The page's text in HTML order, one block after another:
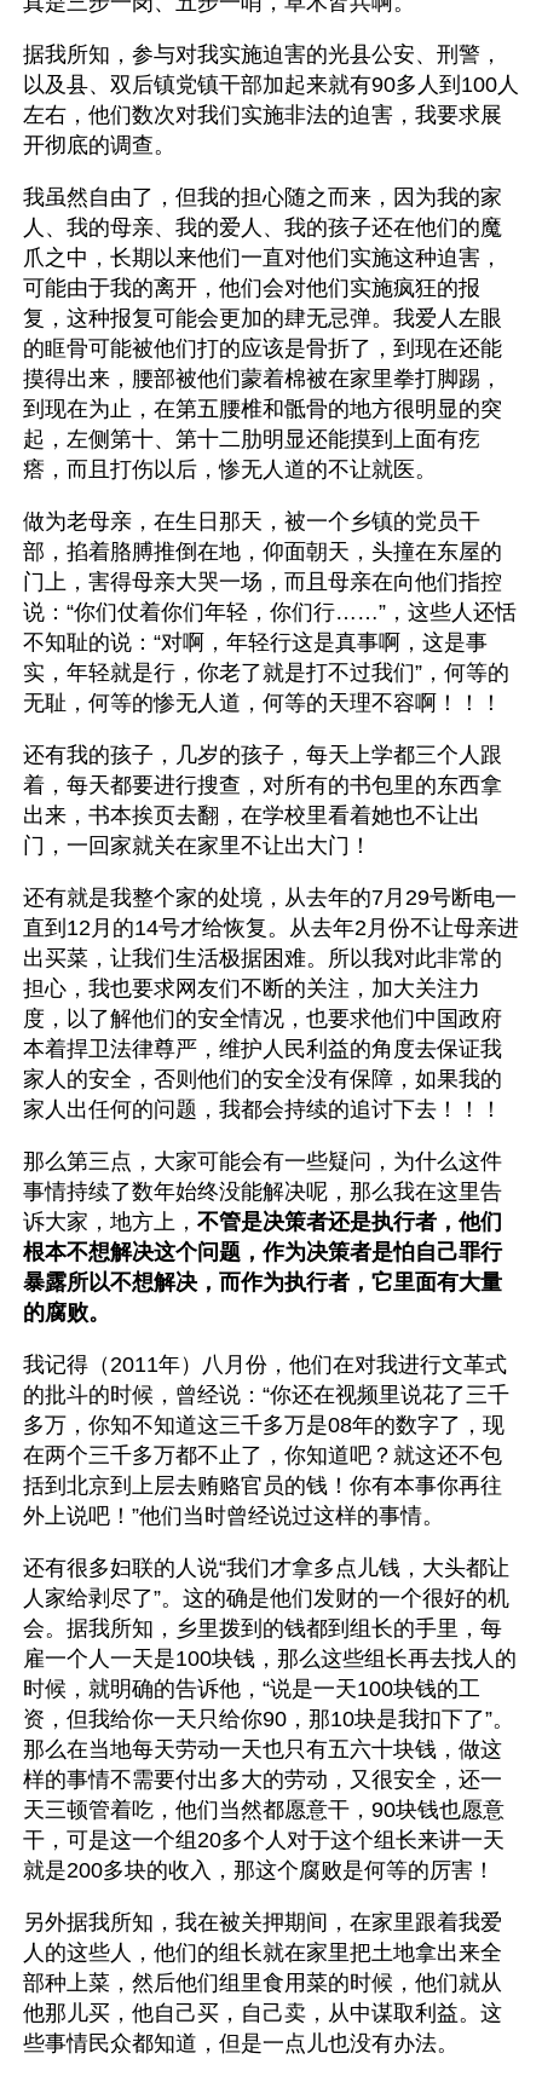
据我所知，参与对我实施迫害的光县公安、刑警，
以及县、双后镇党镇干部加起来就有90多人到100人
左右，他们数次对我们实施非法的迫害，我要求展
开彻底的调查。
我虽然自由了，但我的担心随之而来，因为我的家
人、我的母亲、我的爱人、我的孩子还在他们的魔
爪之中，长期以来他们一直对他们实施这种迫害，
可能由于我的离开，他们会对他们实施疯狂的报
复，这种报复可能会更加的肆无忌弹。我爱人左眼
的眶骨可能被他们打的应该是骨折了，到现在还能
摸得出来，腰部被他们蒙着棉被在家里拳打脚踢，
到现在为止，在第五腰椎和骶骨的地方很明显的突
起，左侧第十、第十二肋明显还能摸到上面有疙
瘩，而且打伤以后，惨无人道的不让就医。
做为老母亲，在生日那天，被一个乡镇的党员干
部，掐着胳膊推倒在地，仰面朝天，头撞在东屋的
门上，害得母亲大哭一场，而且母亲在向他们指控
说：“你们仗着你们年轻，你们行……”，这些人还恬
不知耻的说：“对啊，年轻行这是真事啊，这是事
实，年轻就是行，你老了就是打不过我们”，何等的
无耻，何等的惨无人道，何等的天理不容啊！！！
还有我的孩子，几岁的孩子，每天上学都三个人跟
着，每天都要进行搜查，对所有的书包里的东西拿
出来，书本挨页去翻，在学校里看着她也不让出
门，一回家就关在家里不让出大门！
还有就是我整个家的处境，从去年的7月29号断电一
直到12月的14号才给恢复。从去年2月份不让母亲进
出买菜，让我们生活极据困难。所以我对此非常的
担心，我也要求网友们不断的关注，加大关注力
度，以了解他们的安全情况，也要求他们中国政府
本着捍卫法律尊严，维护人民利益的角度去保证我
家人的安全，否则他们的安全没有保障，如果我的
家人出任何的问题，我都会持续的追讨下去！！！
那么第三点，大家可能会有一些疑问，为什么这件
事情持续了数年始终没能解决呢，那么我在这里告
诉大家，地方上， 不管是决策者还是执行者，他们
根本不想解决这个问题，作为决策者是怕自己罪行
暴露所以不想解决，而作为执行者，它里面有大量
的腐败。
我记得（2011年）八月份，他们在对我进行文革式
的批斗的时候，曾经说：“你还在视频里说花了三千
多万，你知不知道这三千多万是08年的数字了，现
在两个三千多万都不止了，你知道吧？就这还不包
括到北京到上层去贿赂官员的钱！你有本事你再往
外上说吧！”他们当时曾经说过这样的事情。
还有很多妇联的人说“我们才拿多点儿钱，大头都让
人家给剥尽了”。这的确是他们发财的一个很好的机
会。据我所知，乡里拨到的钱都到组长的手里，每
雇一个人一天是100块钱，那么这些组长再去找人的
时候，就明确的告诉他，“说是一天100块钱的工
资，但我给你一天只给你90，那10块是我扣下了”。
那么在当地每天劳动一天也只有五六十块钱，做这
样的事情不需要付出多大的劳动，又很安全，还一
天三顿管着吃，他们当然都愿意干，90块钱也愿意
干，可是这一个组20多个人对于这个组长来讲一天
就是200多块的收入，那这个腐败是何等的厉害！
另外据我所知，我在被关押期间，在家里跟着我爱
人的这些人，他们的组长就在家里把土地拿出来全
部种上菜，然后他们组里食用菜的时候，他们就从
他那儿买，他自己买，自己卖，从中谋取利益。这
些事情民众都知道，但是一点儿也没有办法。